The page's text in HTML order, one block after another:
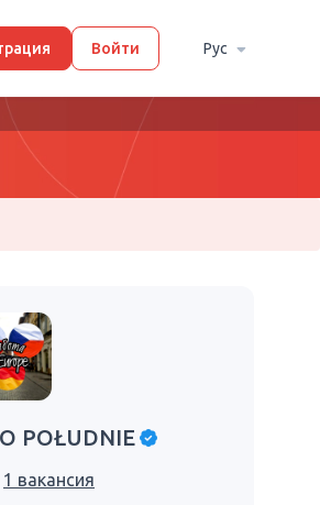
Войти Рус
POŁUDNIE
1 вакансия